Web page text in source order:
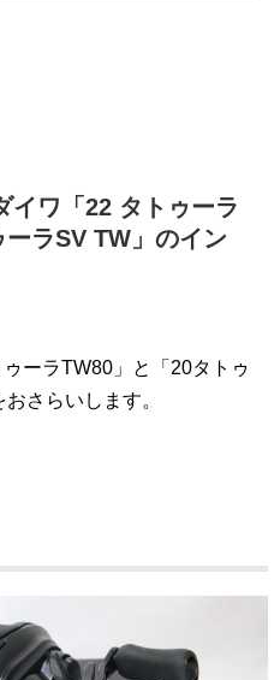
イワ「22 タトゥーラ
ラSV TW」のイン
ーラTW80」と「20タトゥ
さらいします。